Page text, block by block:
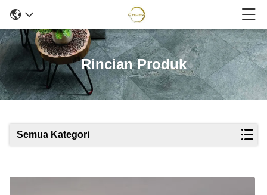
Rincian Produk
Semua Kategori